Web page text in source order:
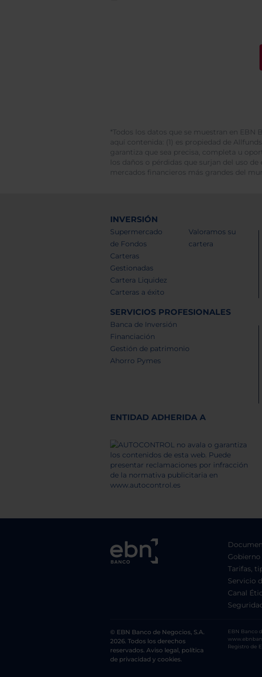
*Todos los datos que se muestran en
aquí contenida: (1) es propiedad de
garantiza que sea precisa, completa u
los daños o pérdidas que surjan del uso
mercados financieros más grandes del
INVERSIÓN
Supermercado
de Fondos
Carteras
Gestionadas
Cartera Liquidez
Carteras a éxito
Valoramos su
cartera
SERVICIOS PROFESIONALES
Banca de Inversión
Financiación
Gestión de patrimonio
Ahorro Pymes
ENTIDAD ADHERIDA A
Tarifas,
Servicio
Canal
© EBN Banco de Negocios, S.A.
2026. Todos los derechos
reservados. Aviso legal, política
de privacidad y cookies.
EBN Banco
Registro de